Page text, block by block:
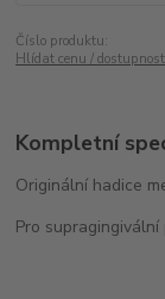
Číslo produktu:
Hlídat cenu / dostupnost
Kompletní
Originální hadice
Pro